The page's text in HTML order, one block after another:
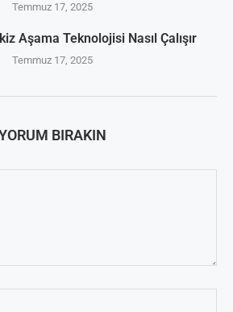
Temmuz 17, 2025
Aşama Teknolojisi Nasıl Çalışır
Temmuz 17, 2025
BIRAKIN